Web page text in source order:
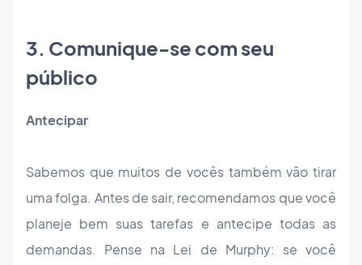
3. Comunique-se com seu
público
Antecipar
Sabemos que muitos de vocês também vão tirar
uma folga. Antes de sair, recomendamos que você
planeje bem suas tarefas e antecipe todas as
demandas. Pense na Lei de Murphy: se você